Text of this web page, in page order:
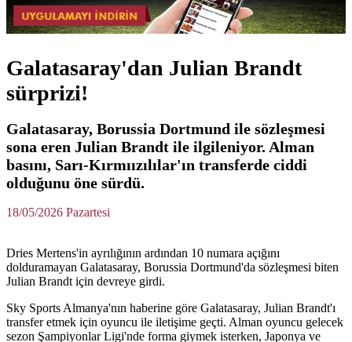
Galatasaray'dan Julian Brandt
sürprizi!
Galatasaray, Borussia Dortmund ile sözleşmesi
sona eren Julian Brandt ile ilgileniyor. Alman
basını, Sarı-Kırmıızılılar'ın transferde ciddi
olduğunu öne sürdü.
18/05/2026 Pazartesi
Dries Mertens'in ayrılığının ardından 10 numara açığını
dolduramayan Galatasaray, Borussia Dortmund'da sözleşmesi biten
Julian Brandt için devreye girdi.
Sky Sports Almanya'nın haberine göre Galatasaray, Julian Brandt'ı
transfer etmek için oyuncu ile iletişime geçti. Alman oyuncu gelecek
sezon Şampiyonlar Ligi'nde forma giymek isterken, Japonya ve